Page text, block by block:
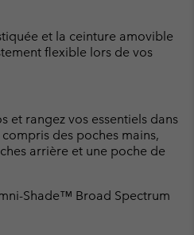
et la ceinture amovible
flexible lors de vos
et rangez vos essentiels dans
des poches mains,
arrière et une poche de
Shade™ Broad Spectrum